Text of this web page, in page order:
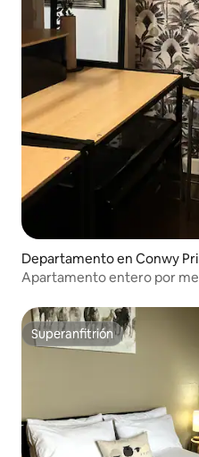
Departamento en Conwy
Apartamento entero por
Superanfitrión
Superanfitrión